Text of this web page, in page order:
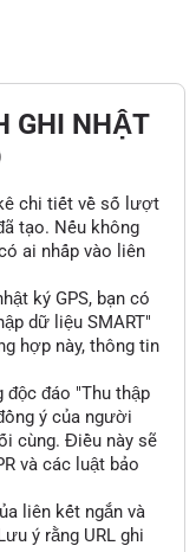
GHI NHẬT
chi tiết về số lượt
tạo. Nếu không
ai nhấp vào liên
ký GPS, bạn có
dữ liệu SMART"
hợp này, thông tin
độc đáo "Thu thập
ý của người
cùng. Điều này sẽ
và các luật bảo
liên kết ngắn và
ý rằng URL ghi